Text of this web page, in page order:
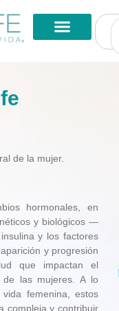
de la mujer.
hormonales, en
y biológicos —
y los factores
y progresión
que impactan el
de las mujeres. A lo
femenina, estos
compleja y contribuir